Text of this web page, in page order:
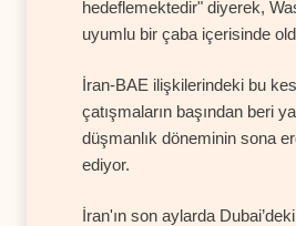
hedeflemektedir" diyerek,
uyumlu bir çaba içerisinde
İran-BAE ilişkilerindeki bu
çatışmaların başından beri
düşmanlık döneminin sona
ediyor.
İran'ın son aylarda